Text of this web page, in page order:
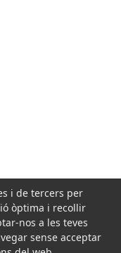
i de tercers per
òptima i recollir
nos a les teves
sense acceptar